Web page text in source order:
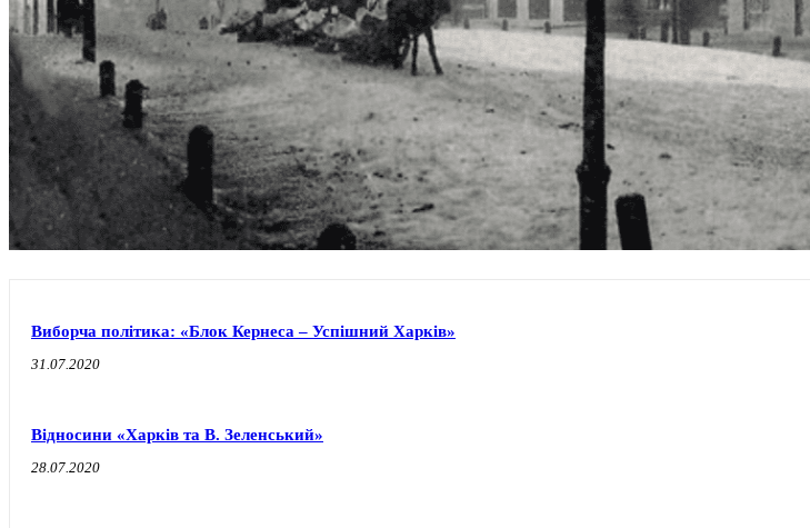
Виборча політика: «Блок Кернеса – Успішний Харків»
31.07.2020
Відносини «Харків та В. Зеленський»
28.07.2020